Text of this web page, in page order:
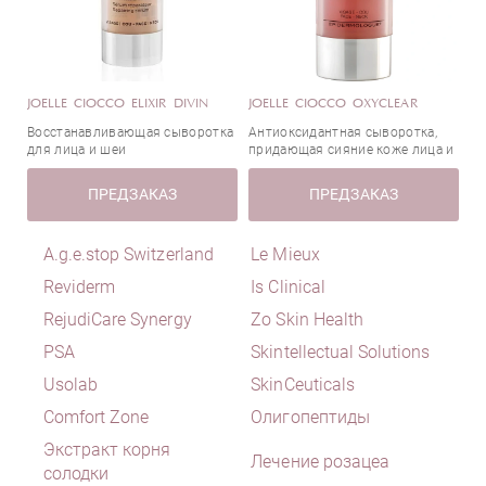
Регенерация
Себорегуляция
Смягчение
Сужение пор
Тонизация
Тонирование
Увлажнение
Увлажнение и питание
Уменьшение отечности
Успокаивающее действие
Эластичность
Аминокислоты
Антиоксиданты
Аскорбиновая кислота (Витамин С)
Ацетил глютамин
Бакучиол
Бета-глюкан
Бетаин
Биосахарид Gum-1
Биотин (витамин H/B7)
Витамин B9 (фолиевая кислота)
Витамин Е
Германия
Индия
Италия
Корея
Турция
JOELLE CIOCCO ELIXIR DIVIN
Восстанавливающая сыворотка
для лица и шеи
ПРЕДЗАКАЗ
JOELLE CIOCCO OXYCLEAR
Антиоксидантная сыворотка,
придающая сияние коже лица и
шеи
ПРЕДЗАКАЗ
A.g.e.stop Switzerland
Le Mieux
Reviderm
Is Clinical
RejudiCare Synergy
Zo Skin Health
PSA
Skintellectual Solutions
Usolab
SkinCeuticals
Comfort Zone
Олигопептиды
Экстракт корня
солодки
Лечение розацеа